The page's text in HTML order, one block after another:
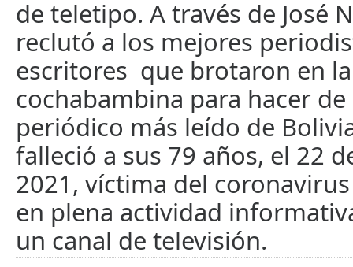
de teletipo. A través de José
reclutó a los mejores
escritores que brotaron en
cochabambina para hacer
periódico más leído de
falleció a sus 79 años, el 22
2021, víctima del
en plena actividad
un canal de televisión.